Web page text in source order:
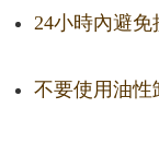
24小時內避
不要使用油性